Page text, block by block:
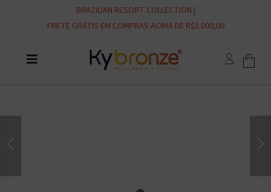
BRAZILIAN RESORT COLLECTION |
FRETE GRÁTIS EM COMPRAS ACIMA DE R$1.000,00